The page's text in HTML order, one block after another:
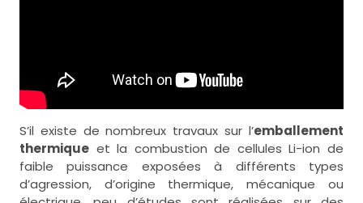
S’il existe de nombreux travaux sur l’emballement
thermiqueet la combustion de cellules Li-ion de
faible puissance exposées à différents types
d’agression, d’origine thermique, mécanique ou